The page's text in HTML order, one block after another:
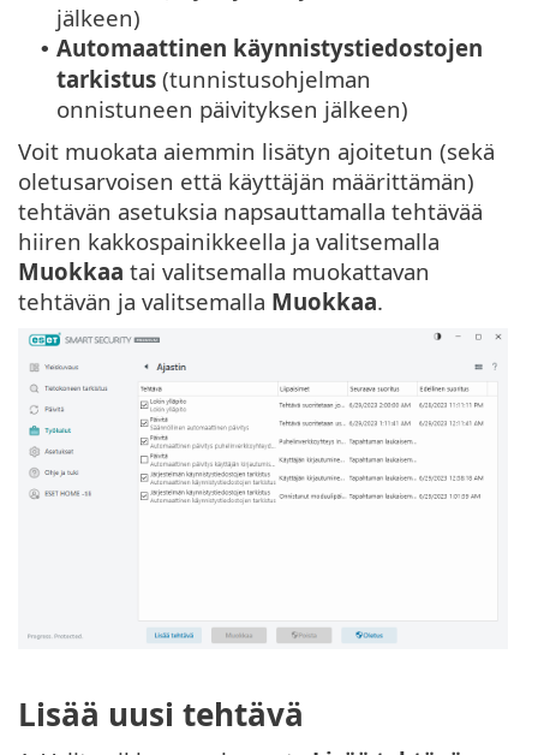
jälkeen)
• Automaattinen käynnistystiedostojen
tarkistus (tunnistusohjelman
onnistuneen päivityksen jälkeen)
Voit muokata aiemmin lisätyn ajoitetun (sekä
oletusarvoisen että käyttäjän määrittämän)
tehtävän asetuksia napsauttamalla tehtävää
hiiren kakkospainikkeella ja valitsemalla
Muokkaa tai valitsemalla muokattavan
tehtävän ja valitsemalla Muokkaa.
Lisää uusi tehtävä